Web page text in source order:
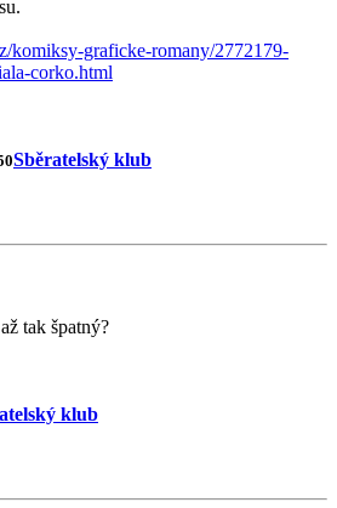
komiksy-graficke-romany/2772179-
corko.html
Sběratelský klub
tak špatný?
klub